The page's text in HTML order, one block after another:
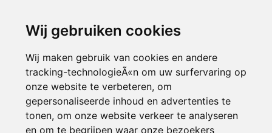
Wij gebruiken cookies
Wij maken gebruik van cookies en andere
tracking-technologieÃ«n om uw surfervaring op
onze website te verbeteren, om
gepersonaliseerde inhoud en advertenties te
tonen, om onze website verkeer te analyseren
en om te begrijpen waar onze bezoekers